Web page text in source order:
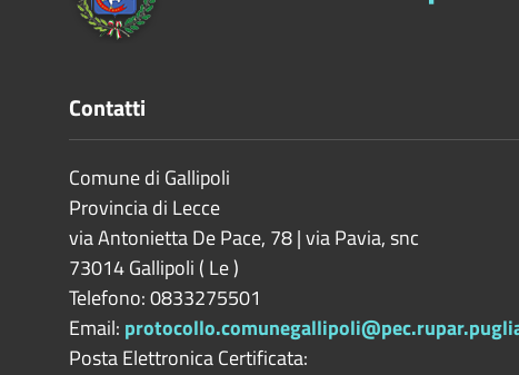
Contatti
Comune di Gallipoli
Provincia di Lecce
via Antonietta De Pace, 78 | via Pavia, snc
73014Gallipoli ( Le)
Telefono: 0833275501
Email:
Posta Elettronica Certificata: